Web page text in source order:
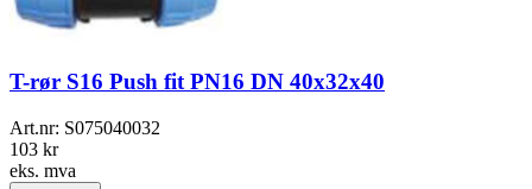
T-rør S16 Push fit PN16 DN 40x32x40
Art.nr: S075040032
103 kr
eks. mva